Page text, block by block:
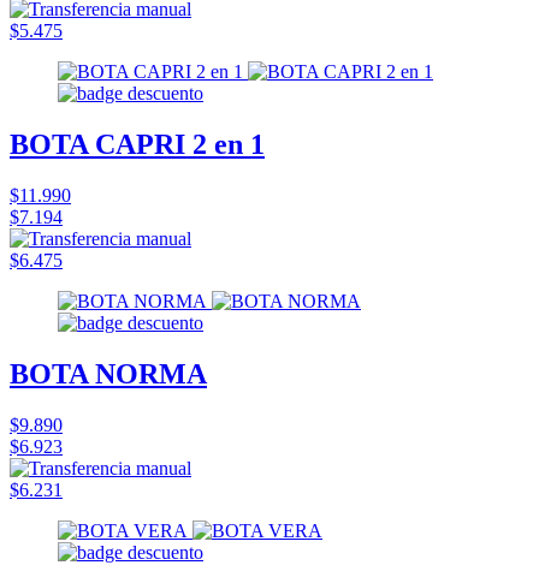
$5.475
BOTA CAPRI 2 en 1
$11.990
$7.194
$6.475
BOTA NORMA
$9.890
$6.923
$6.231